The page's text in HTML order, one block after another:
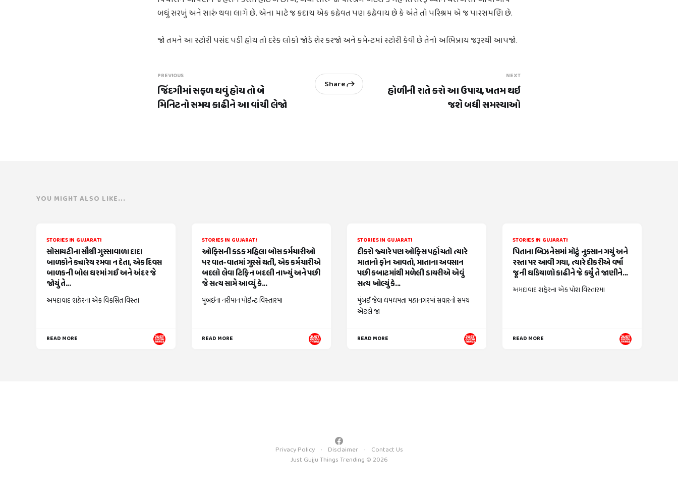
બધું સરખું અને સારું થવા લાગે છે. એના માટે જ કદાચ એક કહેવત પણ કહેવાય છે કે અંતે તો પરિશ્રમ એ જ પારસમણિ છે.
જો તમને આ સ્ટોરી પસંદ પડી હોય તો દરેક લોકો જોડે શેર કરજો અને કમેન્ટમાં સ્ટોરી કેવી છે તેનો અભિપ્રાય જરૂરથી આપજો.
PREVIOUS
જિંદગીમાં સફળ થવું હોય તો બે
મિનિટનો સમય કાઢીને આ વાંચી લેજો
Share
NEXT
હોળીની રાતે કરો આ ઉપાય, ખતમ થઇ
જશે બધી સમસ્યાઓ
YOU MIGHT ALSO LIKE...
STORIES IN GUJARATI
સોસાયટીના સૌથી ગુસ્સાવાળા દાદા
બાળકોને ક્યારેય રમવા ન દેતા, એક દિવસ
બાળકની બોલ ઘરમાં ગઈ અને અંદર જે
જોયું તે...
અમદાવાદ શહેરના એક વિકસિત વિસ્તા
READ MORE
STORIES IN GUJARATI
ઓફિસની કડક મહિલા બોસ કર્મચારીઓ
પર વાત-વાતમાં ગુસ્સે થતી, એક કર્મચારીએ
બદલો લેવા ટિફિન બદલી નાખ્યું અને પછી
જે સત્ય સામે આવ્યું કે...
મુંબઈના નરીમાન પોઇન્ટ વિસ્તારમા
READ MORE
STORIES IN GUJARATI
દીકરો જ્યારે પણ ઓફિસ પહોંચતો ત્યારે
માતાનો ફોન આવતો, માતાના અવસાન
પછી કબાટમાંથી મળેલી ડાયરીએ એવું
સત્ય ખોલ્યું કે...
મુંબઈ જેવા ધમધમતા મહાનગરમાં સવારનો સમય
એટલે જા
READ MORE
STORIES IN GUJARATI
પિતાના બિઝનેસમાં મોટું નુકસાન ગયું અને
રસ્તા પર આવી ગયા, ત્યારે દીકરીએ વર્ષો
જૂની ઘડિયાળો કાઢીને જે કર્યું તે જાણીને...
અમદાવાદ શહેરના એક પોશ વિસ્તારમા
READ MORE
Privacy Policy Disclaimer
Contact Us
Just Gujju Things Trending © 2026